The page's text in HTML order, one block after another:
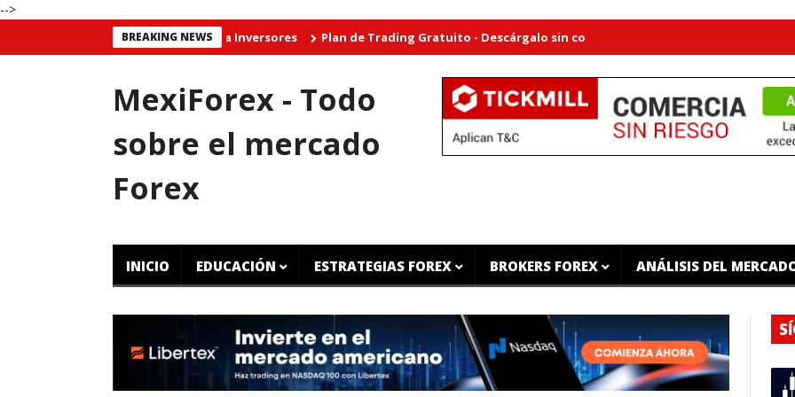
-->
BREAKING NEWS
CFD Gratuito - Educación Para Inversores Plan de Trading Gratuito - Descárgalo sin costo alguno Guía de la Estructura del
MexiForex - Todo
sobre el mercado
Forex
INICIO EDUCACIÓN ESTRATEGIAS FOREX BROKERS FOREX ANÁLISIS DEL